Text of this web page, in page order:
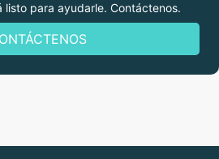
listo para ayudarle. Contáctenos.